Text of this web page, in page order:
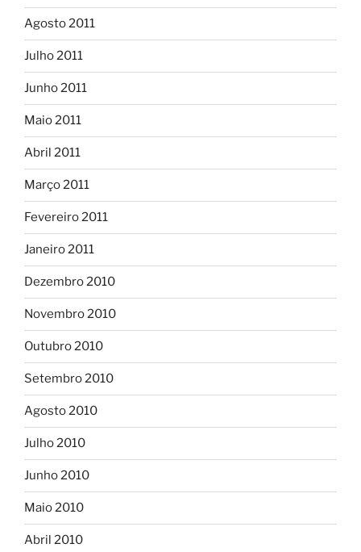
Agosto 2011
Julho 2011
Junho 2011
Maio 2011
Abril 2011
Março 2011
Fevereiro 2011
Janeiro 2011
Dezembro 2010
Novembro 2010
Outubro 2010
Setembro 2010
Agosto 2010
Julho 2010
Junho 2010
Maio 2010
Abril 2010